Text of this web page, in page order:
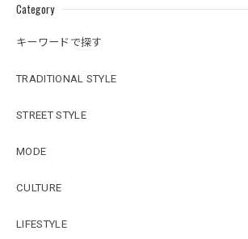
Category
キーワードで探す
TRADITIONAL STYLE
STREET STYLE
MODE
CULTURE
LIFESTYLE